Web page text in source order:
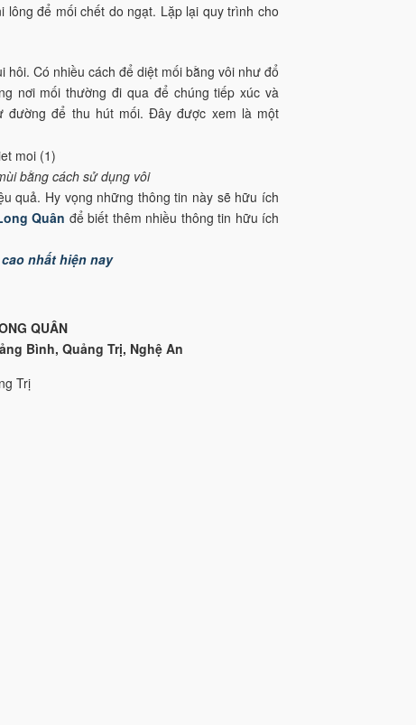
để mối chết do ngạt. Lặp lại quy trình cho
Có nhiều cách để diệt mối bằng vôi như đổ
nơi mối thường đi qua để chúng tiếp xúc và
đường để thu hút mối. Đây được xem là một
bằng cách sử dụng vôi
quả. Hy vọng những thông tin này sẽ hữu ích
Quân để biết thêm nhiều thông tin hữu ích
nhất hiện nay
QUÂN
Bình, Quảng Trị, Nghệ An
Trị